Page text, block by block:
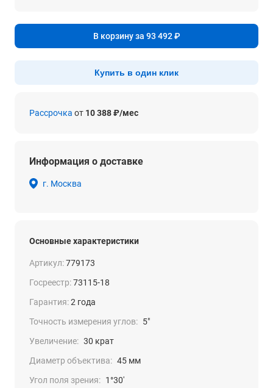
В корзину за 93 492 ₽
Купить в один клик
Рассрочка от 10 388 ₽/мес
Информация о доставке
г. Москва
Основные характеристики
Артикул:779173
Госреестр:73115-18
Гарантия:2 года
Точность измерения углов: 5"
Увеличение: 30 крат
Диаметр объектива: 45 мм
Угол поля зрения: 1°30′